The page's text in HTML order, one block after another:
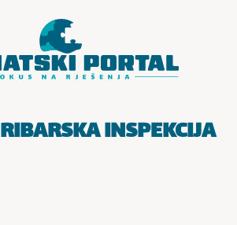
RIBARSKA INSPEKCIJA